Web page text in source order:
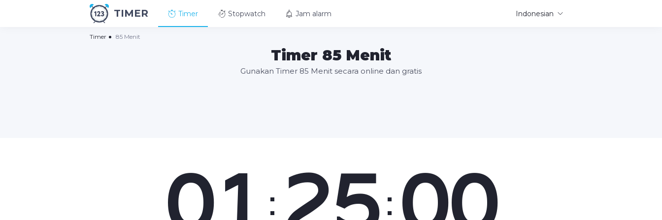
TIMER Timer Stopwatch Jam alarm Indonesian
Timer 85 Menit
Timer 85 Menit
Gunakan Timer 85 Menit secara online dan gratis
: :